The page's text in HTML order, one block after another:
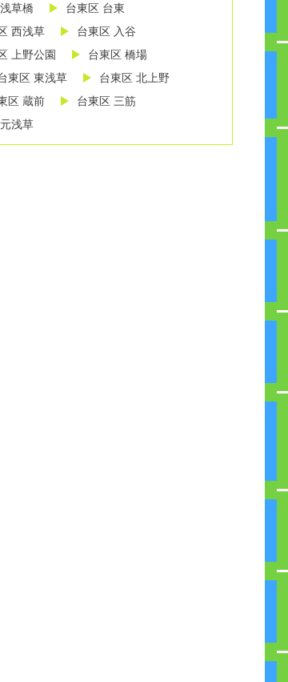
草橋
台東区 台東
西浅草
台東区 入谷
上野公園
台東区 橋場
東区 東浅草
台東区 北上野
区 蔵前
台東区 三筋
浅草